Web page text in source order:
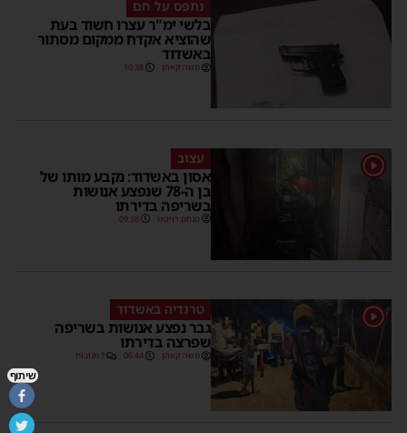
נתפס על חם
בלשי ימ"ר עצרו חשוד בעת
שהוציא אקדח ממקום מסתור
באשדוד
משה קאהן 10:38
1 עצוב
אסון באשדוד: נקבע מותו של
בן ה-78 שנפצע אנושות
בשריפה בדירתו
מנחם דויטש 09:38
1 טרגדיה באשדוד
גבר נפצע אנושות בשריפה
שפרצה בדירתו
משה קאהן 06:44 1 תגובות
שיתוף